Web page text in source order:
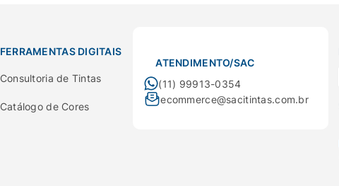
FERRAMENTAS DIGITAIS
Consultoria de Tintas
Catálogo de Cores
ATENDIMENTO/SAC
(11) 99913-0354
ecommerce@sacitintas.com.br